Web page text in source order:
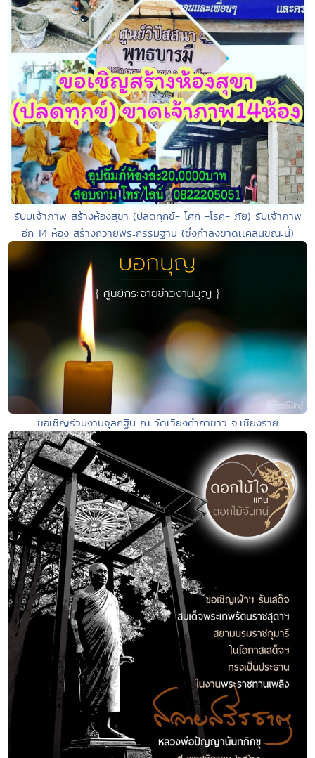
รับบเจ้าภาพ สร้างห้องสุขา (ปลดทุกข์- โศก -โรค- ภัย) รับเจ้าภาพ
อีก 14 ห้อง สร้างถวายพระกรรมฐาน (ซึ่งกำลังขาดเเคลนขณะนี้)
ขอเชิญร่วมงานจุลกฐิน ณ วัดเวียงคำกาขาว จ.เชียงราย